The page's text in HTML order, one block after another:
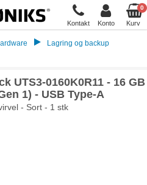
Kontakt Konto
0
Kurv
Lagring og backup
UTS3-0160K0R11 - 16 GB
1) - USB Type-A
- Sort - 1 stk